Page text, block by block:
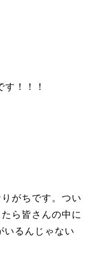
す！！！
がちです。つい
ら皆さんの中に
いるんじゃない